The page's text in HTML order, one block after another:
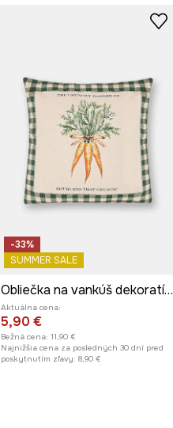
-33%
SUMMER SALE
Obliečka na vankúš dekoratívna bavlnená
Aktuálna cena:
5,90 €
Bežná cena: 11,90 €
Najnižšia cena za posledných 30 dní pred
poskytnutím zľavy: 8,90 €